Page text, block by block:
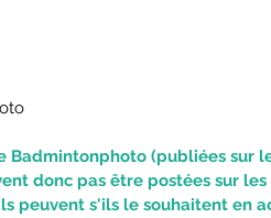
Badmintonphoto (publiées sur
donc pas être postées sur les
peuvent s'ils le souhaitent en